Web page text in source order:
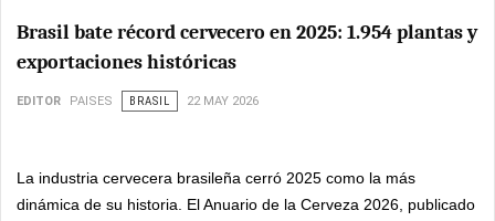
Brasil bate récord cervecero en 2025: 1.954 plantas y
exportaciones históricas
EDITOR PAISES BRASIL 22 MAY 2026
La industria cervecera brasileña cerró 2025 como la más
dinámica de su historia. El Anuario de la Cerveza 2026, publicado